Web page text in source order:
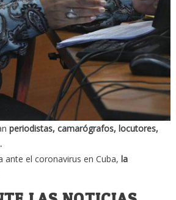
periodistas, camarógrafos, locutores,
ante el coronavirus en Cuba, la